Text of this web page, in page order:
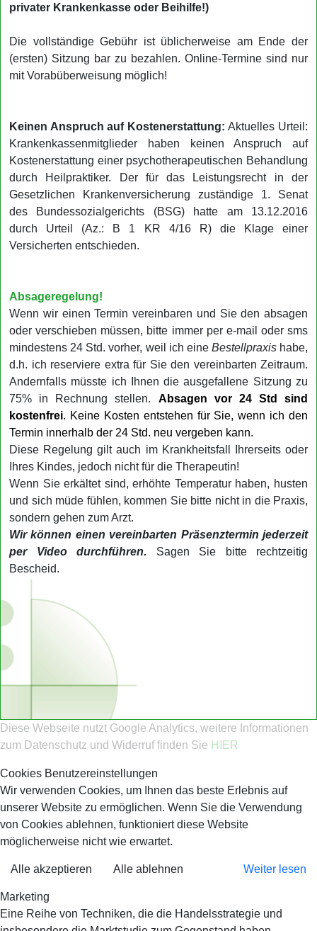
privater Krankenkasse oder Beihilfe!)
Die vollständige Gebühr ist üblicherweise am Ende der
(ersten) Sitzung bar zu bezahlen. Online-Termine sind nur
mit Vorabüberweisung möglich!
Keinen Anspruch auf Kostenerstattung:Aktuelles Urteil:
Krankenkassenmitglieder haben keinen Anspruch auf
Kostenerstattung einer psychotherapeutischen Behandlung
durch Heilpraktiker. Der für das Leistungsrecht in der
Gesetzlichen Krankenversicherung zuständige 1. Senat
des Bundessozialgerichts (BSG) hatte am 13.12.2016
durch Urteil (Az.: B 1 KR 4/16 R) die Klage einer
Versicherten entschieden.
Absageregelung!
Wenn wir einen Termin vereinbaren und Sie den absagen
oder verschieben müssen, bitte immer per e-mail oder sms
mindestens 24 Std. vorher, weil ich eine Bestellpraxishabe,
d.h. ich reserviere extra für Sie den vereinbarten Zeitraum.
Andernfalls müsste ich Ihnen die ausgefallene Sitzung zu
75% in Rechnung stellen. Absagen vor 24 Std sind
kostenfrei. Keine Kosten entstehen für Sie, wenn ich den
Termin innerhalb der 24 Std. neu vergeben kann.
Diese Regelung gilt auch im Krankheitsfall Ihrerseits oder
Ihres Kindes, jedoch nicht für die Therapeutin!
Wenn Sie erkältet sind, erhöhte Temperatur haben, husten
und sich müde fühlen, kommen Sie bitte nicht in die Praxis,
sondern gehen zum Arzt.
Wir können einen vereinbarten Präsenztermin jederzeit
per Video durchführen. Sagen Sie bitte rechtzeitig
Bescheid.
Diese Webseite nutzt Google Analytics, weitere Informationen
zum Datenschutz und Widerruf finden Sie HIER
Cookies Benutzereinstellungen
Wir verwenden Cookies, um Ihnen das beste Erlebnis auf
unserer Website zu ermöglichen. Wenn Sie die Verwendung
von Cookies ablehnen, funktioniert diese Website
möglicherweise nicht wie erwartet.
Alle akzeptieren Alle ablehnen Weiter lesen
Marketing
Eine Reihe von Techniken, die die Handelsstrategie und